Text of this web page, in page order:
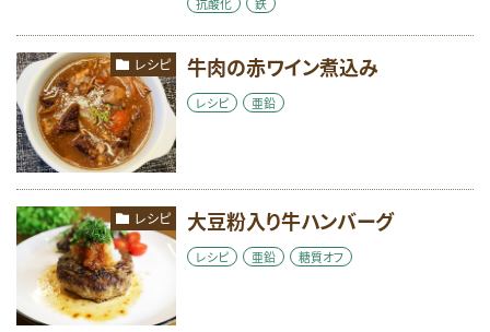
レシピ 牛肉の赤ワイン煮込み
レシピ 亜鉛
レシピ 大豆粉入り牛ハンバーグ
レシピ 亜鉛 糖質オフ
飲酒
骨 高齢期